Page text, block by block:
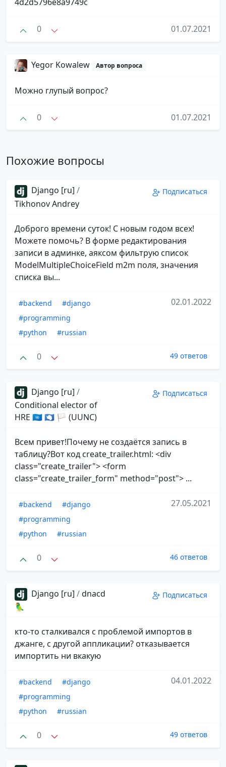
4d2d5796e8a9749c
0 01.07.2021
Yegor Kowalew Автор вопроса
Можно глупый вопрос?
0 01.07.2021
Похожие вопросы
Django [ru] /
Tikhonov Andrey
Подписаться
Доброго времени суток! С новым годом всех!
Можете помочь? В форме редактирования
записи в админке, аяксом фильтрую список
ModelMultipleChoiceField m2m поля, значения
списка вы...
#backend
#django
#programming
#python
#russian
02.01.2022
0 49 ответов
Django [ru] /
Conditional elector of
HRE 🇺🇳 🇦🇶 🏳 (UUNC)
Подписаться
Всем привет!Почему не создаётся запись в
таблицу?Вот код create_trailer.html: <div
class="create_trailer"> <form
class="create_trailer_form" method="post"> ...
#backend
#django
#programming
#python
#russian
27.05.2021
0 46 ответов
Django [ru] /dnacd
🦜
Подписаться
кто-то сталкивался с проблемой импортов в
джанге, с другой аппликации? отказывается
импортить ни вкакую
#backend
#django
#programming
#python
#russian
04.01.2022
0 49 ответов